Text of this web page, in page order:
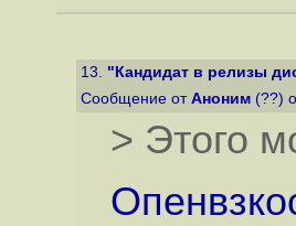
13. "Кандидат в релизы
Сообщение от Аноним (??)
> Этого